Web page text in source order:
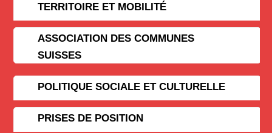
TERRITOIRE ET MOBILITÉ
ASSOCIATION DES COMMUNES
SUISSES
POLITIQUE SOCIALE ET CULTURELLE
PRISES DE POSITION